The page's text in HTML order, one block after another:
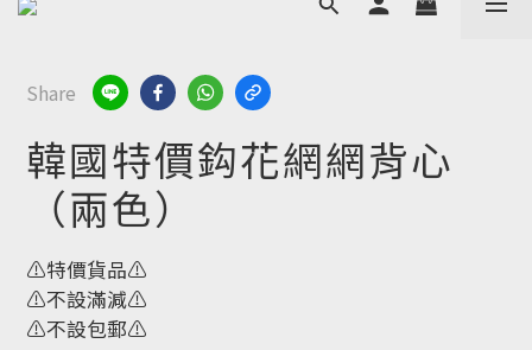
累積滿100分可當1元使用🌟
💥正價服裝滿減優惠💥 ✅一件起包順豐 ✅第二件起減
$20 ✅第三件減$40    如此類推⬆不設上限
Share
韓國特價鈎花網網背心
（兩色）
⚠️特價貨品⚠️
⚠️不設滿減⚠️
⚠️不設包郵⚠️